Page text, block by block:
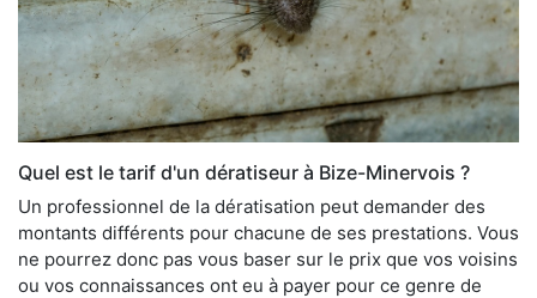
Quel est le tarif d'un dératiseur à Bize-Minervois ?
Un professionnel de la dératisation peut demander des
montants différents pour chacune de ses prestations. Vous
ne pourrez donc pas vous baser sur le prix que vos voisins
ou vos connaissances ont eu à payer pour ce genre de